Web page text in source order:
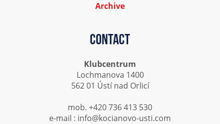
Archive
Contact
Klubcentrum
Lochmanova 1400
562 01 Ústí nad Orlicí
mob. +420 736 413 530
e-mail : info@kocianovo-usti.com